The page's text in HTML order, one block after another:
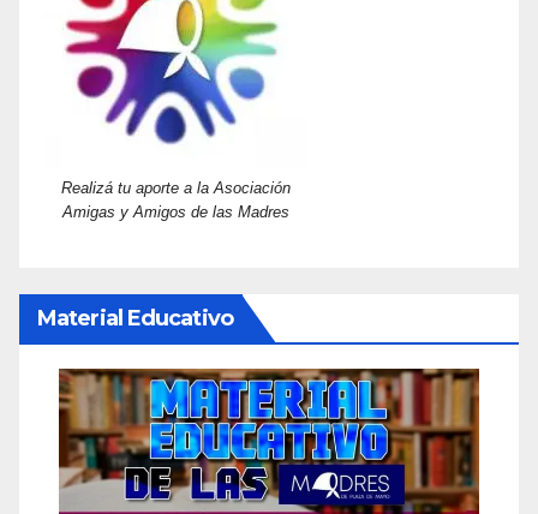
Realizá tu aporte a la Asociación
Amigas y Amigos de las Madres
Material Educativo